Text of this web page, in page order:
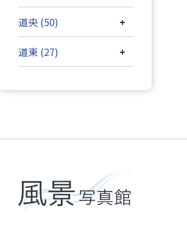
+
道央 (50)
+
道東 (27)